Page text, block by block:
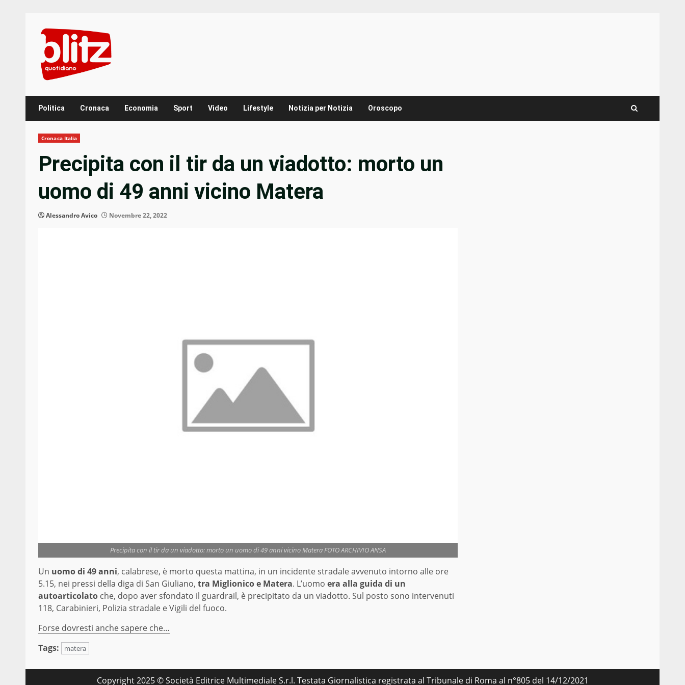
content
Politica Cronaca Economia Sport Video Lifestyle Notizia per Notizia Oroscopo
Cronaca Italia
Precipita con il tir da un viadotto: morto un
uomo di 49 anni vicino Matera
Alessandro Avico Novembre 22, 2022
Precipita con il tir da un viadotto: morto un uomo di 49 anni vicino Matera FOTO ARCHIVIO ANSA
Un uomo di 49 anni, calabrese, è morto questa mattina, in un incidente stradale avvenuto intorno alle ore
5.15, nei pressi della diga di San Giuliano, tra Miglionico e Matera. L’uomo era alla guida di un
autoarticolato che, dopo aver sfondato il guardrail, è precipitato da un viadotto. Sul posto sono intervenuti
118, Carabinieri, Polizia stradale e Vigili del fuoco.
Forse dovresti anche sapere che…
Tags:
matera
Copyright 2025 © Società Editrice Multimediale S.r.l. Testata Giornalistica registrata al Tribunale di Roma al n°805 del 14/12/2021